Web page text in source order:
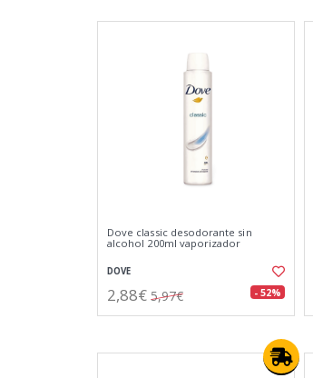
Dove classic desodorante sin
alcohol 200ml vaporizador
DOVE
2,88€ 5,97€ - 52%